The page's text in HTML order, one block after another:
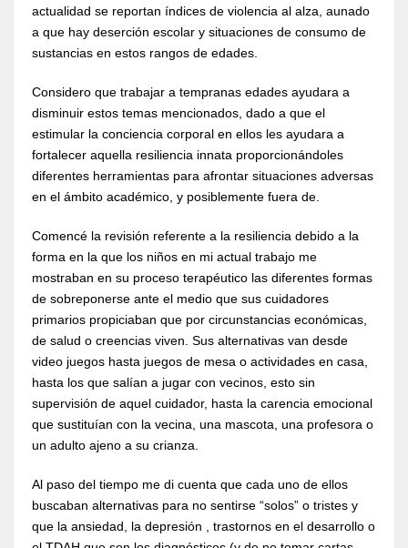
actualidad se reportan índices de violencia al alza, aunado
a que hay deserción escolar y situaciones de consumo de
sustancias en estos rangos de edades.
Considero que trabajar a tempranas edades ayudara a
disminuir estos temas mencionados, dado a que el
estimular la conciencia corporal en ellos les ayudara a
fortalecer aquella resiliencia innata proporcionándoles
diferentes herramientas para afrontar situaciones adversas
en el ámbito académico, y posiblemente fuera de.
Comencé la revisión referente a la resiliencia debido a la
forma en la que los niños en mi actual trabajo me
mostraban en su proceso terapéutico las diferentes formas
de sobreponerse ante el medio que sus cuidadores
primarios propiciaban que por circunstancias económicas,
de salud o creencias viven. Sus alternativas van desde
video juegos hasta juegos de mesa o actividades en casa,
hasta los que salían a jugar con vecinos, esto sin
supervisión de aquel cuidador, hasta la carencia emocional
que sustituían con la vecina, una mascota, una profesora o
un adulto ajeno a su crianza.
Al paso del tiempo me di cuenta que cada uno de ellos
buscaban alternativas para no sentirse “solos” o tristes y
que la ansiedad, la depresión , trastornos en el desarrollo o